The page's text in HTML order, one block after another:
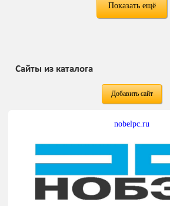
Показать ещё
Сайты из каталога
Добавить сайт
nobelpc.ru